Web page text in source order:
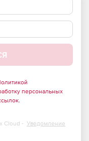
и FTP-SSL для
доступа.
списке).
персональных
.
Cloud - Уведомление